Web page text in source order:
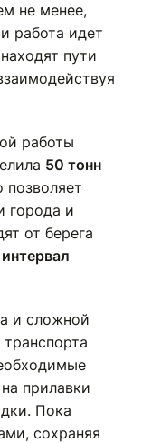
не менее,
работа идет
пути
работы
50 тонн
города и
от берега
интервал
и сложной
прилавки
Пока
сохраняя